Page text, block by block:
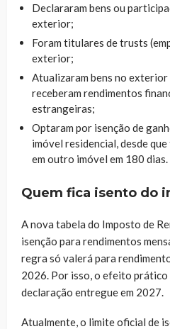
Declararam bens ou
exterior;
Foram titulares de trusts
exterior;
Atualizaram bens no exterior
receberam rendimentos
estrangeiras;
Optaram por isenção de
imóvel residencial, desde
em outro imóvel em 180 dias.
Quem fica isento do
A nova tabela do Imposto de
isenção para rendimentos
regra só valerá para
2026. Por isso, o efeito prático
declaração entregue em 2027.
Atualmente, o limite oficial de